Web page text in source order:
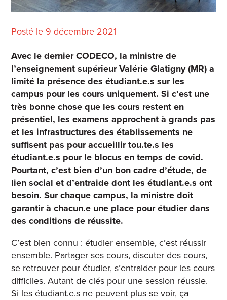
Posté le 9 décembre 2021
Avec le dernier CODECO, la ministre de
l’enseignement supérieur Valérie Glatigny (MR) a
limité la présence des étudiant.e.s sur les
campus pour les cours uniquement. Si c’est une
très bonne chose que les cours restent en
présentiel, les examens approchent à grands pas
et les infrastructures des établissements ne
suffisent pas pour accueillir tou.te.s les
étudiant.e.s pour le blocus en temps de covid.
Pourtant, c’est bien d’un bon cadre d’étude, de
lien social et d’entraide dont les étudiant.e.s ont
besoin. Sur chaque campus, la ministre doit
garantir à chacun.e une place pour étudier dans
des conditions de réussite.
C’est bien connu : étudier ensemble, c’est réussir
ensemble. Partager ses cours, discuter des cours,
se retrouver pour étudier, s’entraider pour les cours
difficiles. Autant de clés pour une session réussie.
Si les étudiant.e.s ne peuvent plus se voir, ça